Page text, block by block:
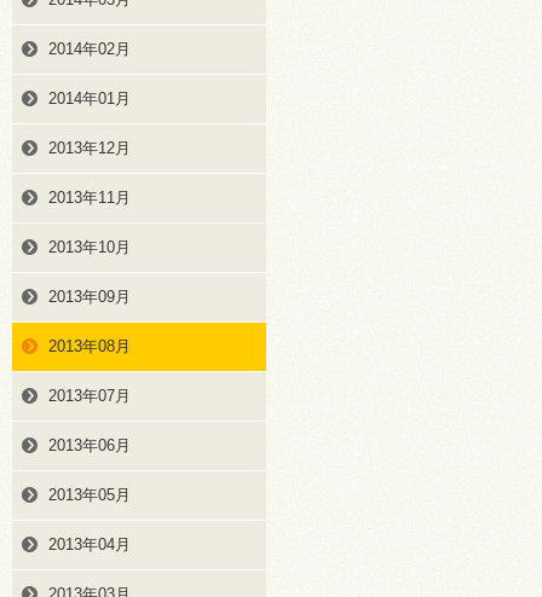
2014年02月
2014年01月
2013年12月
2013年11月
2013年10月
2013年09月
2013年08月
2013年07月
2013年06月
2013年05月
2013年04月